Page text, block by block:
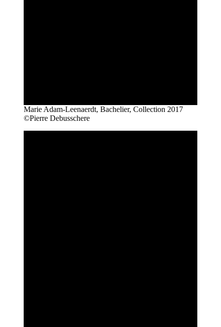
Marie Adam-Leenaerdt, Bachelier, Collection 2017
©Pierre Debusschere